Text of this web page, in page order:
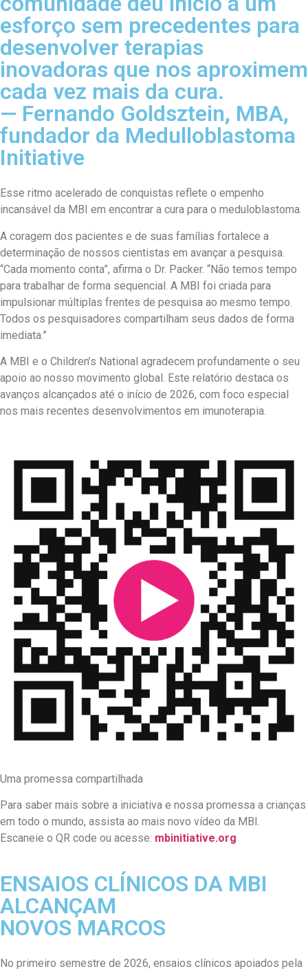
esforço sem precedentes para
desenvolver terapias
inovadoras que nos aproximem
cada vez mais da cura.
— Fernando Goldsztein, MBA,
fundador da Medulloblastoma
Initiative
Esse ritmo acelerado de conquistas reflete o empenho
incansável da MBI em encontrar a cura para o meduloblastoma.
A coragem dos pacientes e de suas famílias fortalece a
determinação de nossos cientistas em avançar a pesquisa.
“Cada momento conta”, afirma o Dr. Packer. “Não temos tempo
para trabalhar de forma sequencial. A MBI foi criada para
impulsionar múltiplas frentes de pesquisa ao mesmo tempo.
Todos os pesquisadores compartilham seus dados de forma
imediata.”
A MBI e o Children’s National agradecem profundamente o seu
apoio ao nosso movimento global. Este relatório destaca os
avanços alcançados até o início de 2026, com foco especial
nos mais recentes desenvolvimentos em imunoterapia.
Uma promessa compartilhada
Para saber mais sobre a iniciativa e nossa promessa a crianças
em todo o mundo, assista ao mais novo vídeo da MBI.
Escaneie o QR code ou acesse: mbinitiative.org
ENSAIOS CLÍNICOS DA MBI
ALCANÇAM
NOVOS MARCOS
No primeiro semestre de 2026, ensaios clínicos apoiados pela